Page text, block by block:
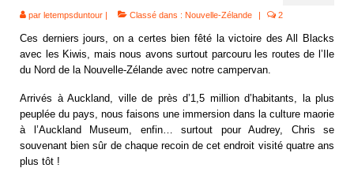
par letempsduntour | Classé dans : Nouvelle-Zélande | 2
Ces derniers jours, on a certes bien fêté la victoire des All Blacks
avec les Kiwis, mais nous avons surtout parcouru les routes de l’Ile
du Nord de la Nouvelle-Zélande avec notre campervan.
Arrivés à Auckland, ville de près d’1,5 million d’habitants, la plus
peuplée du pays, nous faisons une immersion dans la culture maorie
à l’Auckland Museum, enfin… surtout pour Audrey, Chris se
souvenant bien sûr de chaque recoin de cet endroit visité quatre ans
plus tôt !